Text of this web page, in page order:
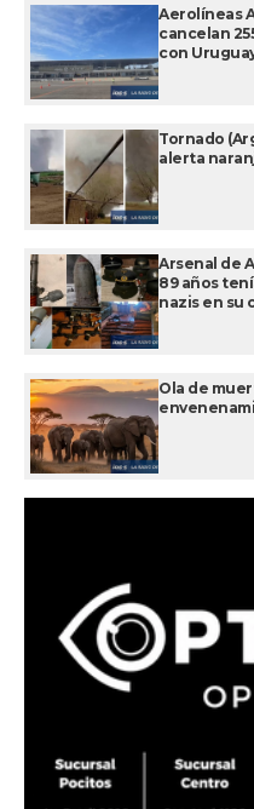
Aerolíneas
cancelan
con
Tornado
alerta
Arsenal de
89 años
nazis en su
Ola de